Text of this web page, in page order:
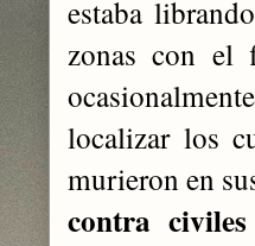
estaba
zonas con el
localizar los
murieron en
contra